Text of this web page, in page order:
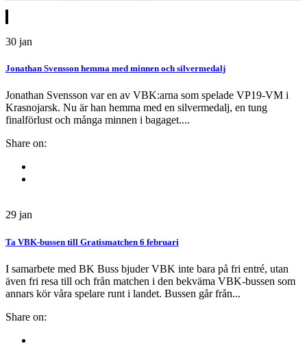
30 jan
Jonathan Svensson hemma med minnen och silvermedalj
Jonathan Svensson var en av VBK:arna som spelade VP19-VM i
Krasnojarsk. Nu är han hemma med en silvermedalj, en tung
finalförlust och många minnen i bagaget....
Share on:
29 jan
Ta VBK-bussen till Gratismatchen 6 februari
I samarbete med BK Buss bjuder VBK inte bara på fri entré, utan
även fri resa till och från matchen i den bekväma VBK-bussen som
annars kör våra spelare runt i landet. Bussen går från...
Share on: